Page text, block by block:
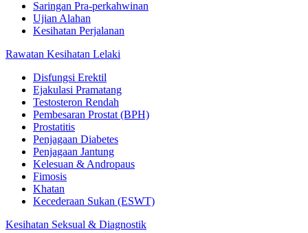
Saringan Pra-perkahwinan
Ujian Alahan
Kesihatan Perjalanan
Rawatan Kesihatan Lelaki
Disfungsi Erektil
Ejakulasi Pramatang
Testosteron Rendah
Pembesaran Prostat (BPH)
Prostatitis
Penjagaan Diabetes
Penjagaan Jantung
Kelesuan & Andropaus
Fimosis
Khatan
Kecederaan Sukan (ESWT)
Kesihatan Seksual & Diagnostik